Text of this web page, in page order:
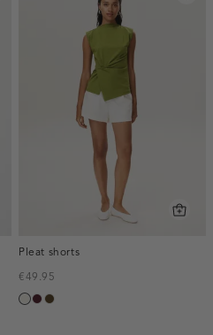
Pleat shorts
€49.95
creme,
pruim,
toffee